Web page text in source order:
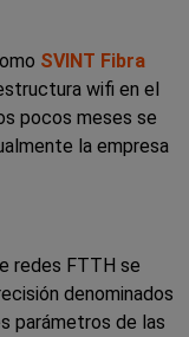
SVINT Fibra
wifi en el
pocos meses se
la empresa
redes FTTH se
denominados
parámetros de las